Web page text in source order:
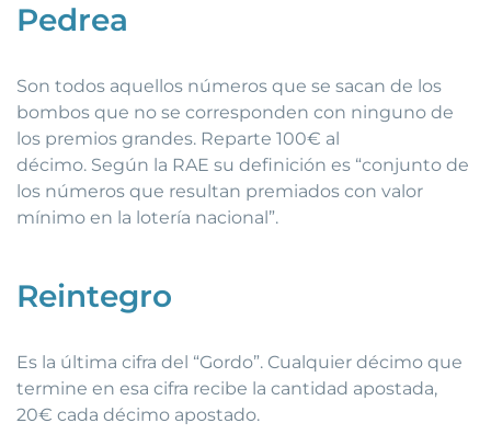
Pedrea
Son todos aquellos números que se sacan de los
bombos que no se corresponden con ninguno de
los premios grandes. Reparte 100€ al
décimo. Según la RAE su definición es “conjunto de
los números que resultan premiados con valor
mínimo en la lotería nacional”.
Reintegro
Es la última cifra del “Gordo”. Cualquier décimo que
termine en esa cifra recibe la cantidad apostada,
20€ cada décimo apostado.